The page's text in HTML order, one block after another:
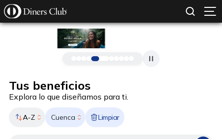
Pasar al contenido principal
Tus beneficios
Explora lo que diseñamos para ti.
A-Z Cuenca Limpiar